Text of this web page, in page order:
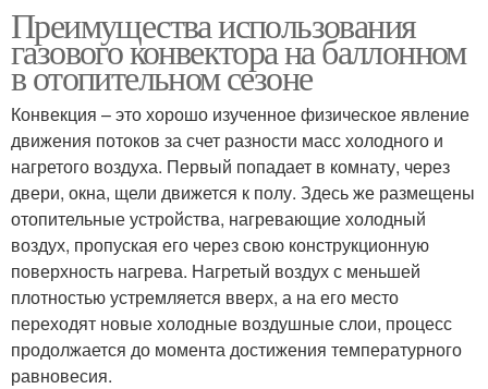
Преимущества использования
газового конвектора на баллонном
в отопительном сезоне
Конвекция – это хорошо изученное физическое явление
движения потоков за счет разности масс холодного и
нагретого воздуха. Первый попадает в комнату, через
двери, окна, щели движется к полу. Здесь же размещены
отопительные устройства, нагревающие холодный
воздух, пропуская его через свою конструкционную
поверхность нагрева. Нагретый воздух с меньшей
плотностью устремляется вверх, а на его место
переходят новые холодные воздушные слои, процесс
продолжается до момента достижения температурного
равновесия.